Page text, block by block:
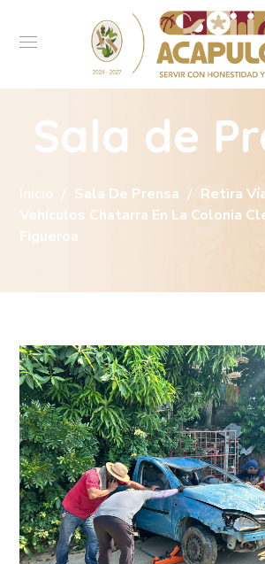
Sala de
Inicio Sala De Prensa
Retira
Vehículos Chatarra En La Colonia
Figueroa